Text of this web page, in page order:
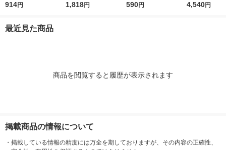
0枚） スタンダー
914円
タンダード ファイル
1,818円
イルボックス スタン
590円
エコノミー
4,540円
最近見た商品
商品を閲覧すると履歴が表示されます
掲載商品の情報について
・ 掲載している情報の精度には万全を期しておりますが、その内容の正確性、